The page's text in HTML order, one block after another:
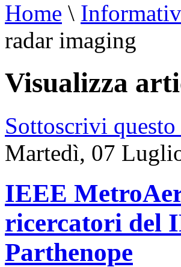
Home \
radar imaging
Visualizza
Sottoscrivi questo
Martedì, 07
IEEE
ricercatori del
Parthenope